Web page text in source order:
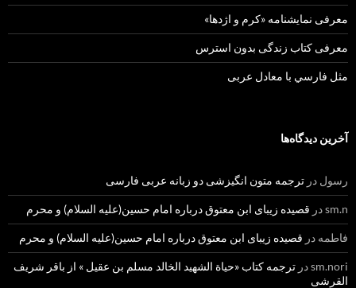
معرفی نمایشنامه «کرم و اژدها»
معرفی کتاب زندگی بدون استرس
مثل فارسي با معادل عربی
آخرین دیدگاه‌ها
رسول در ترجمه متون انگیزشی دو زبانه عربی فارسی
sm.nدر قصیده زیبای ابن معتوق درباره امام حسین(علیه السلام) و محرم
فاطمه در قصیده زیبای ابن معتوق درباره امام حسین(علیه السلام) و محرم
sm.noriدر ترجمه کتاب «حیاة الشهید الخالد مسلم بن عقیل » از باقر شریف
القرشی